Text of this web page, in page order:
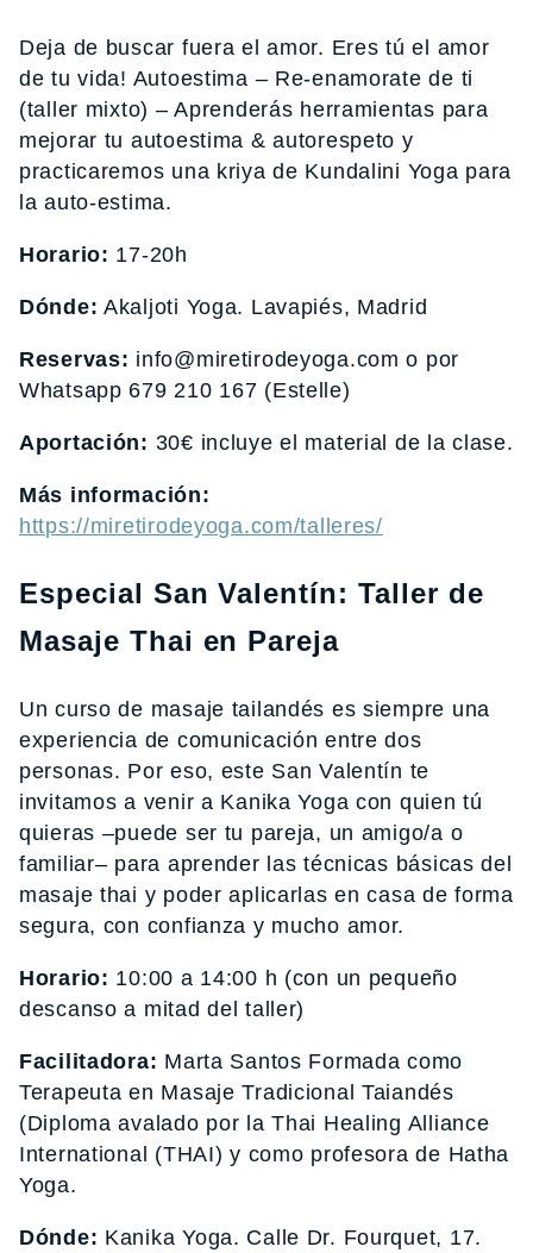
Deja de buscar fuera el amor. Eres tú el amor
de tu vida! Autoestima – Re-enamorate de ti
(taller mixto) – Aprenderás herramientas para
mejorar tu autoestima & autorespeto y
practicaremos una kriya de Kundalini Yoga para
la auto-estima.
Horario: 17-20h
Dónde: Akaljoti Yoga. Lavapiés, Madrid
Reservas: info@miretirodeyoga.com o por
Whatsapp 679 210 167 (Estelle)
Aportación: 30€ incluye el material de la clase.
Más información:
https://miretirodeyoga.com/talleres/
Especial San Valentín: Taller de
Masaje Thai en Pareja
Un curso de masaje tailandés es siempre una
experiencia de comunicación entre dos
personas. Por eso, este San Valentín te
invitamos a venir a Kanika Yoga con quien tú
quieras –puede ser tu pareja, un amigo/a o
familiar– para aprender las técnicas básicas del
masaje thai y poder aplicarlas en casa de forma
segura, con confianza y mucho amor.
Horario: 10:00 a 14:00 h (con un pequeño
descanso a mitad del taller)
Facilitadora: Marta Santos Formada como
Terapeuta en Masaje Tradicional Taiandés
(Diploma avalado por la Thai Healing Alliance
International (THAI) y como profesora de Hatha
Yoga.
Dónde: Kanika Yoga. Calle Dr. Fourquet, 17.